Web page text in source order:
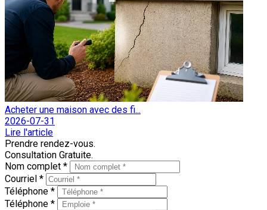
Acheter une maison avec des fi...
2026-07-31
Lire l'article
Prendre rendez-vous.
Consultation Gratuite.
Nom complet *
Courriel *
Téléphone *
Téléphone *